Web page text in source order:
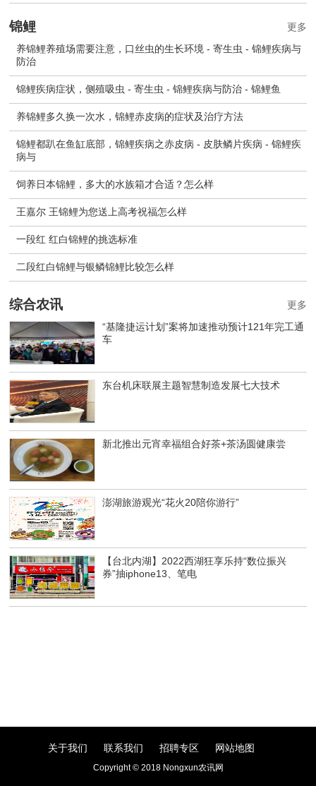
锦鲤
养锦鲤养殖场需要注意，口丝虫的生长环境 - 寄生虫 - 锦鲤疾病与
防治
锦鲤疾病症状，侧殖吸虫 - 寄生虫 - 锦鲤疾病与防治 - 锦鲤鱼
养锦鲤多久换一次水，锦鲤赤皮病的症状及治疗方法
锦鲤都趴在鱼缸底部，锦鲤疾病之赤皮病 - 皮肤鳞片疾病 - 锦鲤疾
病与
饲养日本锦鲤，多大的水族箱才合适？怎么样
王嘉尔 王锦鲤为您送上高考祝福怎么样
一段红 红白锦鲤的挑选标准
二段红白锦鲤与银鳞锦鲤比较怎么样
更多
综合农讯
“基隆捷运计划”案将加速推动预计121年完工通
车
东台机床联展主题智慧制造发展七大技术
新北推出元宵幸福组合好茶+茶汤圆健康尝
澎湖旅游观光“花火20陪你游行”
【台北内湖】2022西湖狂享乐持“数位振兴
券”抽iphone13、笔电
更多
关于我们 联系我们 招聘专区 网站地图
Copyright © 2018 Nongxun农讯网